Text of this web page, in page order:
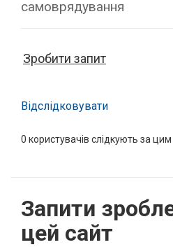
самоврядування
Зробити запит
Відслідковувати
0 користувачів слідкують за
Запити
цей сайт